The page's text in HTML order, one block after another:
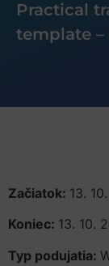
Practical
template
Začiatok: 13.
Koniec: 13. 10.
Typ podujatia: